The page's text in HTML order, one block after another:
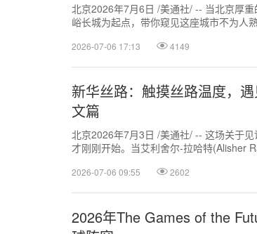
北京2026年7月6日 /美通社/ -- 当北京厚
峪长城为起点，带你窥见这座城市不为人
2026-07-06 17:13 4149
新华丝路：触摸丝路温度，
文篇
北京2026年7月3日 /美通社/ -- 这场关于
才刚刚开始。当艾利舍尔-拉哈特(Alisher
2026-07-06 09:55 2602
2026年The Games of the